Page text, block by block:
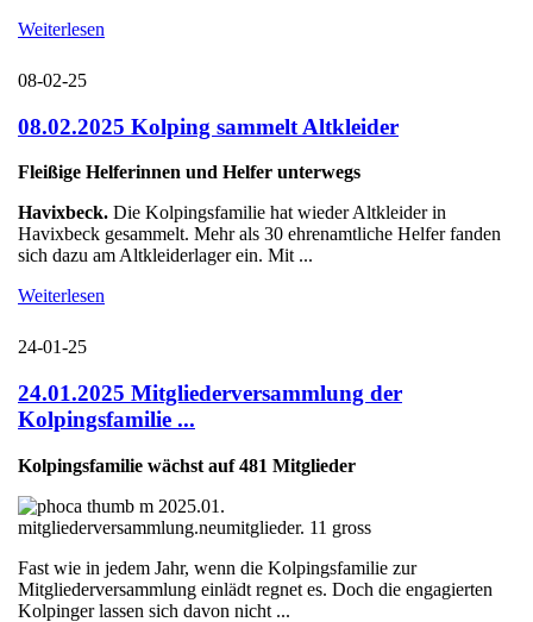
Weiterlesen
08-02-25
08.02.2025 Kolping sammelt Altkleider
Fleißige Helferinnen und Helfer unterwegs
Havixbeck. Die Kolpingsfamilie hat wieder Altkleider in
Havixbeck gesammelt. Mehr als 30 ehrenamtliche Helfer fanden
sich dazu am Altkleiderlager ein. Mit ...
Weiterlesen
24-01-25
24.01.2025 Mitgliederversammlung der
Kolpingsfamilie ...
Kolpingsfamilie wächst auf 481 Mitglieder
Fast wie in jedem Jahr, wenn die Kolpingsfamilie zur
Mitgliederversammlung einlädt regnet es. Doch die engagierten
Kolpinger lassen sich davon nicht ...